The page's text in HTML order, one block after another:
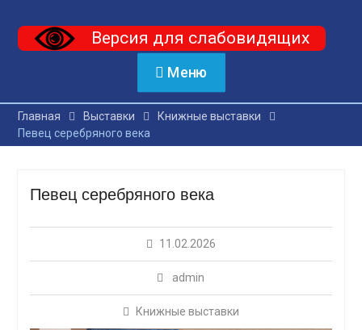
Версия для слабовидящих
Меню
Главная Выставки
Книжные выставки
Певец серебряного века
Певец серебряного века
11.02.2026
admin
Книжные выставки